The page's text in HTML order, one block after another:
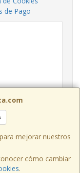
mejorar nuestros
cómo cambiar
.
de Pago